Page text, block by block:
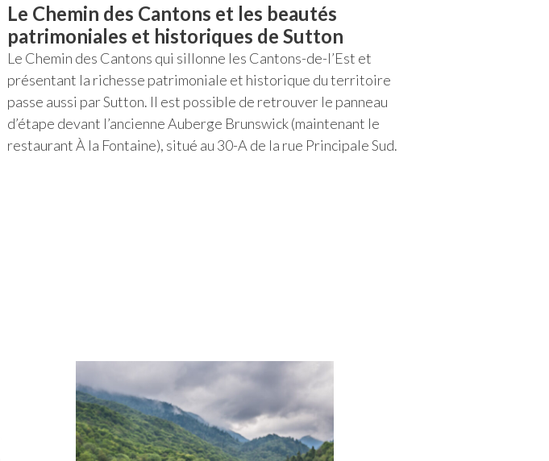
Le Chemin des Cantons et les beautés
patrimoniales et historiques de Sutton
Le Chemin des Cantons qui sillonne les Cantons-de-l’Est et
présentant la richesse patrimoniale et historique du territoire
passe aussi par Sutton. Il est possible de retrouver le panneau
d’étape devant l’ancienne Auberge Brunswick (maintenant le
restaurant À la Fontaine), situé au 30-A de la rue Principale Sud.